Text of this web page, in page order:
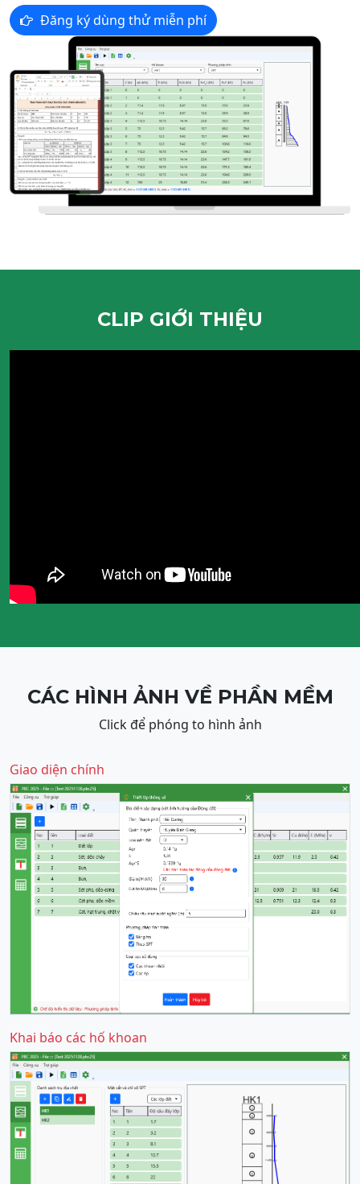
Đăng ký dùng thử miễn phí
CLIP GIỚI THIỆU
CÁC HÌNH ẢNH VỀ PHẦN MỀM
Click để phóng to hình ảnh
Giao diện chính
Khai báo các hố khoan